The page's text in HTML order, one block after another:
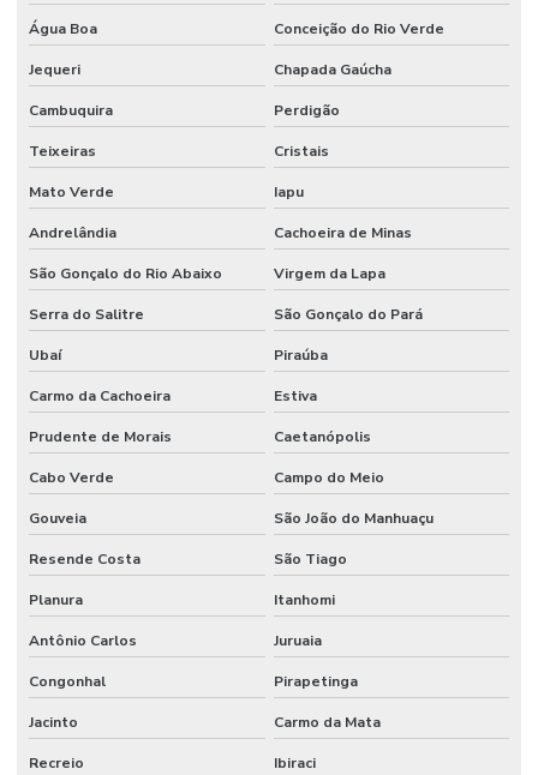
Água Boa Conceição do Rio Verde
Jequeri Chapada Gaúcha
Cambuquira Perdigão
Teixeiras Cristais
Mato Verde Iapu
Andrelândia Cachoeira de Minas
São Gonçalo do Rio Abaixo Virgem da Lapa
Serra do Salitre São Gonçalo do Pará
Ubaí Piraúba
Carmo da Cachoeira Estiva
Prudente de Morais Caetanópolis
Cabo Verde Campo do Meio
Gouveia São João do Manhuaçu
Resende Costa São Tiago
Planura Itanhomi
Antônio Carlos Juruaia
Congonhal Pirapetinga
Jacinto Carmo da Mata
Recreio Ibiraci